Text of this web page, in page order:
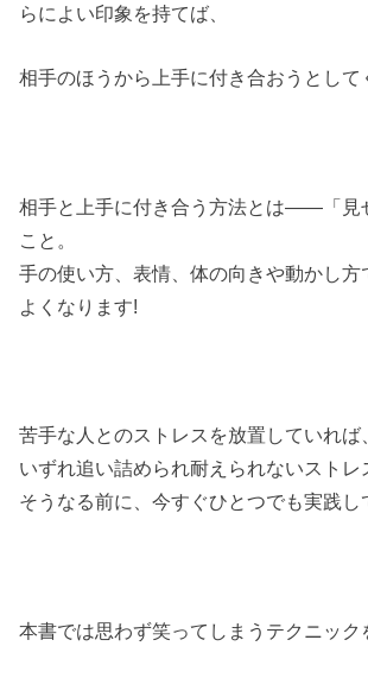
らによい印象を持てば、
相手のほうから上手に付き合おうとして
相手と上手に付き合う方法とは――「見
こと。
手の使い方、表情、体の向きや動かし方
よくなります!
苦手な人とのストレスを放置していれば
いずれ追い詰められ耐えられないストレ
そうなる前に、今すぐひとつでも実践し
本書では思わず笑ってしまうテクニック